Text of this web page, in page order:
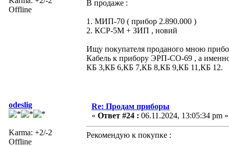
Offline
В продаже :
1. МИП-70 ( прибор 2.890.000 )
2. КСР-5М + ЗИП , новий
Ищу покупателя проданого мною
Кабель к прибору ЭРП-СО-69 , а
КБ 3,КБ 6,КБ 7,КБ 8,КБ 9,КБ 11,КБ 12.
odeslig
Karma: +2/-2
Offline
Re: Продам приборы
« Ответ #24 : 06.11.2024, 13:05:34 pm »
Рекомендую к покупке :